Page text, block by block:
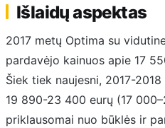
Išlaidų aspektas
2017 metų Optima su
pardavėjo kainuos apie 17
Šiek tiek naujesni, 2017-
19 890-23 400 eurų (17
priklausomai nuo būklės ir